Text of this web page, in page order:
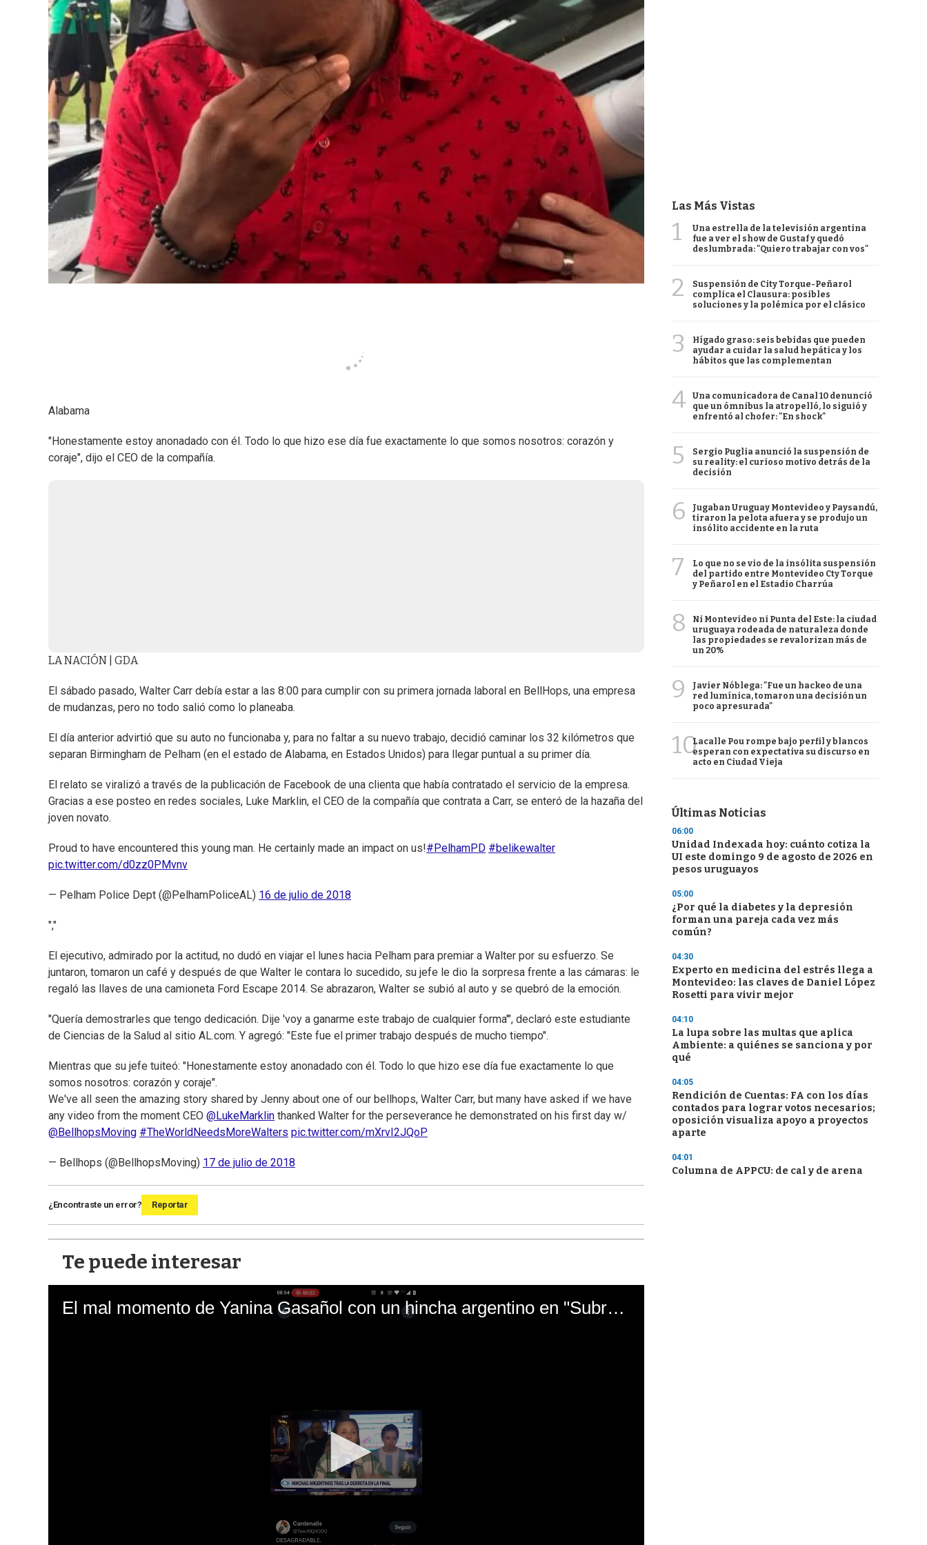
Alabama
"Honestamente estoy anonadado con él. Todo lo que hizo ese día fue exactamente lo que somos nosotros: corazón y
coraje", dijo el CEO de la compañía.
LA NACIÓN | GDA
El sábado pasado, Walter Carr debía estar a las 8:00 para cumplir con su primera jornada laboral en BellHops, una empresa
de mudanzas, pero no todo salió como lo planeaba.
El día anterior advirtió que su auto no funcionaba y, para no faltar a su nuevo trabajo, decidió caminar los 32 kilómetros que
separan Birmingham de Pelham (en el estado de Alabama, en Estados Unidos) para llegar puntual a su primer día.
El relato se viralizó a través de la publicación de Facebook de una clienta que había contratado el servicio de la empresa.
Gracias a ese posteo en redes sociales, Luke Marklin, el CEO de la compañía que contrata a Carr, se enteró de la hazaña del
joven novato.
Proud to have encountered this young man. He certainly made an impact on us!#PelhamPD #belikewalter
pic.twitter.com/d0zz0PMvnv
— Pelham Police Dept (@PelhamPoliceAL) 16 de julio de 2018
","
El ejecutivo, admirado por la actitud, no dudó en viajar el lunes hacia Pelham para premiar a Walter por su esfuerzo. Se
juntaron, tomaron un café y después de que Walter le contara lo sucedido, su jefe le dio la sorpresa frente a las cámaras: le
regaló las llaves de una camioneta Ford Escape 2014. Se abrazaron, Walter se subió al auto y se quebró de la emoción.
"Quería demostrarles que tengo dedicación. Dije 'voy a ganarme este trabajo de cualquier forma'", declaró este estudiante
de Ciencias de la Salud al sitio AL.com. Y agregó: "Este fue el primer trabajo después de mucho tiempo".
Mientras que su jefe tuiteó: "Honestamente estoy anonadado con él. Todo lo que hizo ese día fue exactamente lo que
somos nosotros: corazón y coraje".
We've all seen the amazing story shared by Jenny about one of our bellhops, Walter Carr, but many have asked if we have
any video from the moment CEO @LukeMarklin thanked Walter for the perseverance he demonstrated on his first day w/
@BellhopsMoving #TheWorldNeedsMoreWalters pic.twitter.com/mXrvI2JQoP
— Bellhops (@BellhopsMoving) 17 de julio de 2018
¿Encontraste un error? Reportar
Te puede interesar
El mal momento de Yanina Gasañol con un hincha argentino en "Subrayado"
Las Más Vistas
1
Una estrella de la televisión argentina
fue a ver el show de Gustaf y quedó
deslumbrada: "Quiero trabajar con vos"
2
Suspensión de City Torque-Peñarol
complica el Clausura: posibles
soluciones y la polémica por el clásico
3
Hígado graso: seis bebidas que pueden
ayudar a cuidar la salud hepática y los
hábitos que las complementan
4
Una comunicadora de Canal 10 denunció
que un ómnibus la atropelló, lo siguió y
enfrentó al chofer: "En shock"
5
Sergio Puglia anunció la suspensión de
su reality: el curioso motivo detrás de la
decisión
6
Jugaban Uruguay Montevideo y Paysandú,
tiraron la pelota afuera y se produjo un
insólito accidente en la ruta
7
Lo que no se vio de la insólita suspensión
del partido entre Montevideo Cty Torque
y Peñarol en el Estadio Charrúa
8
Ni Montevideo ni Punta del Este: la ciudad
uruguaya rodeada de naturaleza donde
las propiedades se revalorizan más de
un 20%
9
Javier Nóblega: "Fue un hackeo de una
red lumínica, tomaron una decisión un
poco apresurada"
10Lacalle Pou rompe bajo perfil y blancos
esperan con expectativa su discurso en
acto en Ciudad Vieja
Últimas Noticias
06:00
Unidad Indexada hoy: cuánto cotiza la
UI este domingo 9 de agosto de 2026 en
pesos uruguayos
05:00
¿Por qué la diabetes y la depresión
forman una pareja cada vez más
común?
04:30
Experto en medicina del estrés llega a
Montevideo: las claves de Daniel López
Rosetti para vivir mejor
04:10
La lupa sobre las multas que aplica
Ambiente: a quiénes se sanciona y por
qué
04:05
Rendición de Cuentas: FA con los días
contados para lograr votos necesarios;
oposición visualiza apoyo a proyectos
aparte
04:01
Columna de APPCU: de cal y de arena